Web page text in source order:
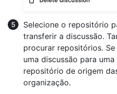
Selecione o repositório
transferir a discussão.
procurar repositórios.
uma discussão para
repositório de origem
organização.